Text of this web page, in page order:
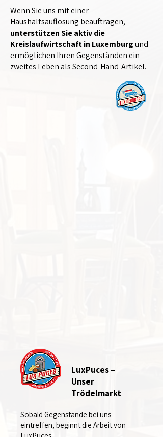
Wenn Sie uns mit einer
Haushaltsauflösung beauftragen,
unterstützen Sie aktiv die
Kreislaufwirtschaft in Luxemburgund
ermöglichen Ihren Gegenständen ein
zweites Leben als Second-Hand-Artikel.
LuxPuces –
Unser
Trödelmarkt
Sobald Gegenstände bei uns
eintreffen, beginnt die Arbeit von